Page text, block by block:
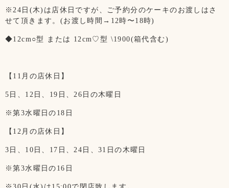
※24日(木)は店休日ですが、ご予約分のケーキのお渡しはさ
せて頂きます。(お渡し時間→12時〜18時)
◆12cm○型 または 12cm♡型 \1900(箱代含む)
【11月の店休日】
5日、12日、19日、26日の木曜日
※第3水曜日の18日
【12月の店休日】
3日、10日、17日、24日、31日の木曜日
※第3水曜日の16日